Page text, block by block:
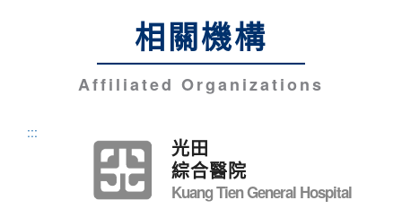
相關機構
Affiliated Organizations
:::
光田
綜合醫院
Kuang Tien General Hospital